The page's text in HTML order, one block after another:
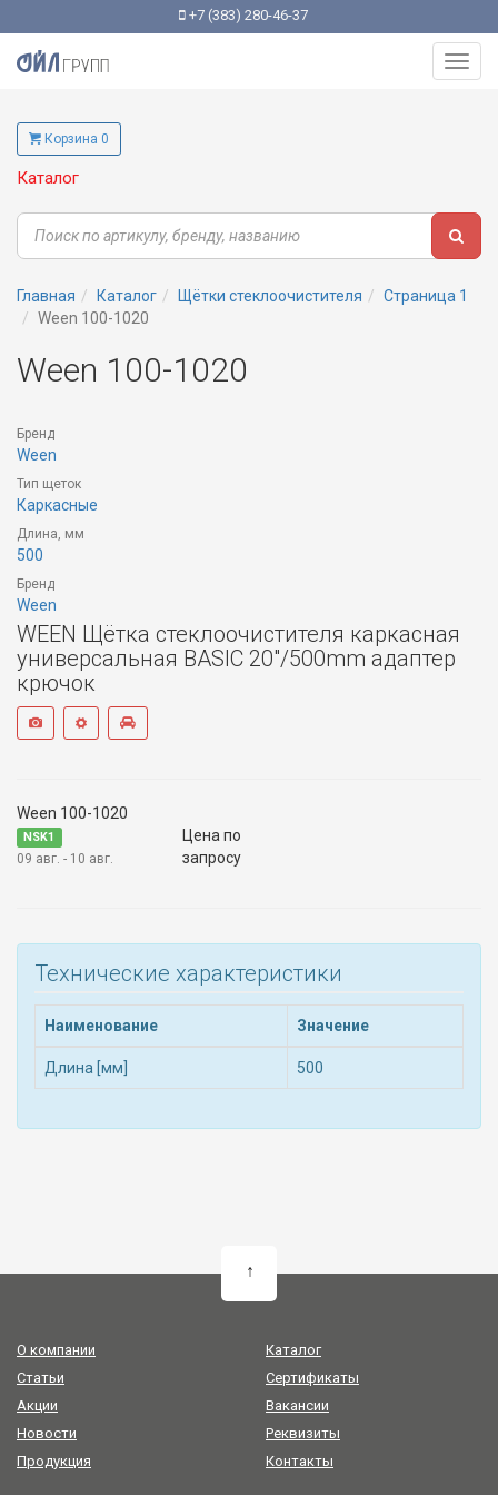
+7 (383) 280-46-37
Корзина 0
Каталог
Главная Каталог Щётки стеклоочистителя
Страница 1
Ween 100-1020
Ween 100-1020
Бренд
Ween
Тип щеток
Каркасные
Длина, мм
500
Бренд
Ween
WEEN Щётка стеклоочистителя каркасная
универсальная BASIC 20"/500mm адаптер
крючок
Ween 100-1020
NSK1
09 авг. - 10 авг.
Цена по
запросу
Технические характеристики
Наименование Значение
Длина [мм] 500
↑
О компании
Статьи
Акции
Новости
Продукция
Каталог
Сертификаты
Вакансии
Реквизиты
Контакты